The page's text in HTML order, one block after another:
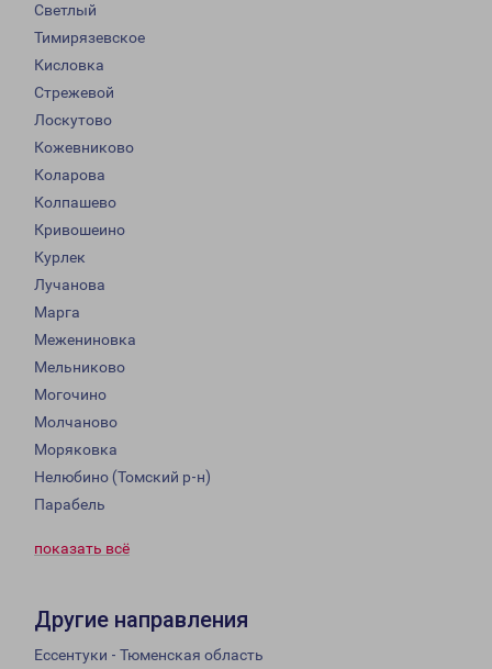
Светлый
Тимирязевское
Кисловка
Стрежевой
Лоскутово
Кожевниково
Коларова
Колпашево
Кривошеино
Курлек
Лучанова
Марга
Межениновка
Мельниково
Могочино
Молчаново
Моряковка
Нелюбино (Томский р-н)
Парабель
показать всё
Другие направления
Ессентуки - Тюменская область